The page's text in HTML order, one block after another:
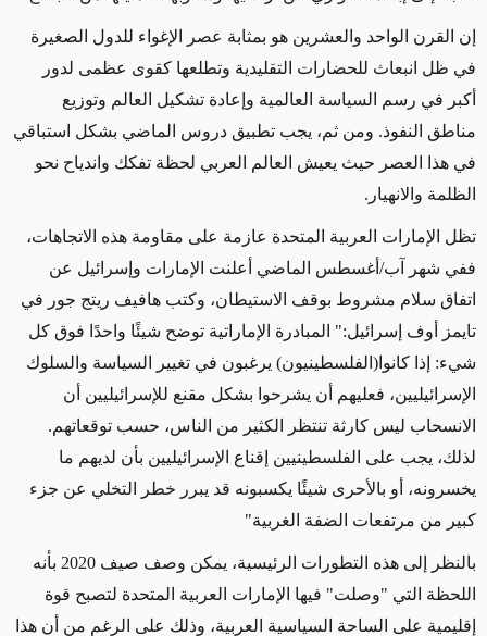
إن القرن الواحد والعشرين هو بمثابة عصر الإغواء للدول الصغيرة
في ظل انبعاث للحضارات التقليدية وتطلعها كقوى عظمى لدور
أكبر في رسم السياسة العالمية وإعادة تشكيل العالم وتوزيع
مناطق النفوذ. ومن ثم، يجب تطبيق دروس الماضي بشكل استباقي
في هذا العصر حيث يعيش العالم العربي لحظة تفكك واندياح نحو
الظلمة والانهيار.
تظل الإمارات العربية المتحدة عازمة على مقاومة هذه الاتجاهات،
ففي شهر آب/ أغسطس الماضي أعلنت الإمارات وإسرائيل عن
اتفاق سلام مشروط بوقف الاستيطان، وكتب هافيف ريتج جور في
تايمز أوف إسرائيل:" المبادرة الإماراتية توضح شيئًا واحدًا فوق كل
شيء: إذا كانوا(الفلسطينيون) يرغبون في تغيير السياسة والسلوك
الإسرائيليين، فعليهم أن يشرحوا بشكل مقنع للإسرائيليين أن
الانسحاب ليس كارثة تنتظر الكثير من الناس، حسب توقعاتهم.
لذلك، يجب على الفلسطينيين إقناع الإسرائيليين بأن لديهم ما
يخسرونه، أو بالأحرى شيئًا يكسبونه قد يبرر خطر التخلي عن جزء
كبير من مرتفعات الضفة الغربية"
بالنظر إلى هذه التطورات الرئيسية، يمكن وصف صيف 2020 بأنه
اللحظة التي "وصلت" فيها الإمارات العربية المتحدة لتصبح قوة
إقليمية على الساحة السياسية العربية، وذلك على الرغم من أن هذا